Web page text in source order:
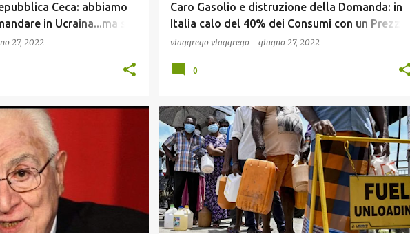
Ceca: abbiamo
in Ucraina...ma si
Rimanere senza Armi
27, 2022
Caro Gasolio e distruzione della Domanda: in
Italia calo del 40% dei Consumi con un Prezzo
sopra i 2 Euro !
viaggrego viaggrego - giugno 27, 2022
0
ECONOMIA NEWS POLITICA